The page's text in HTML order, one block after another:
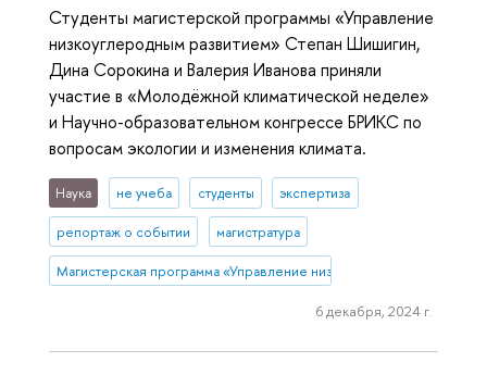
Студенты магистерской программы «Управление
низкоуглеродным развитием» Степан Шишигин,
Дина Сорокина и Валерия Иванова приняли
участие в «Молодёжной климатической неделе»
и Научно-образовательном конгрессе БРИКС по
вопросам экологии и изменения климата.
Наука не учеба студенты экспертиза
репортаж о событии магистратура
Магистерская программа «Управление низкоуглеродным
6 декабря, 2024 г.